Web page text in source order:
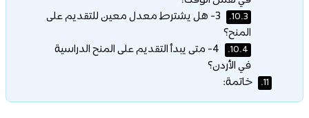
10.3.
3- هل يشترط معدل معين للتقديم على
المنح؟
10.4.
4- متى يبدأ التقديم على المنح الدراسية
في الأردن؟
11. خاتمة: